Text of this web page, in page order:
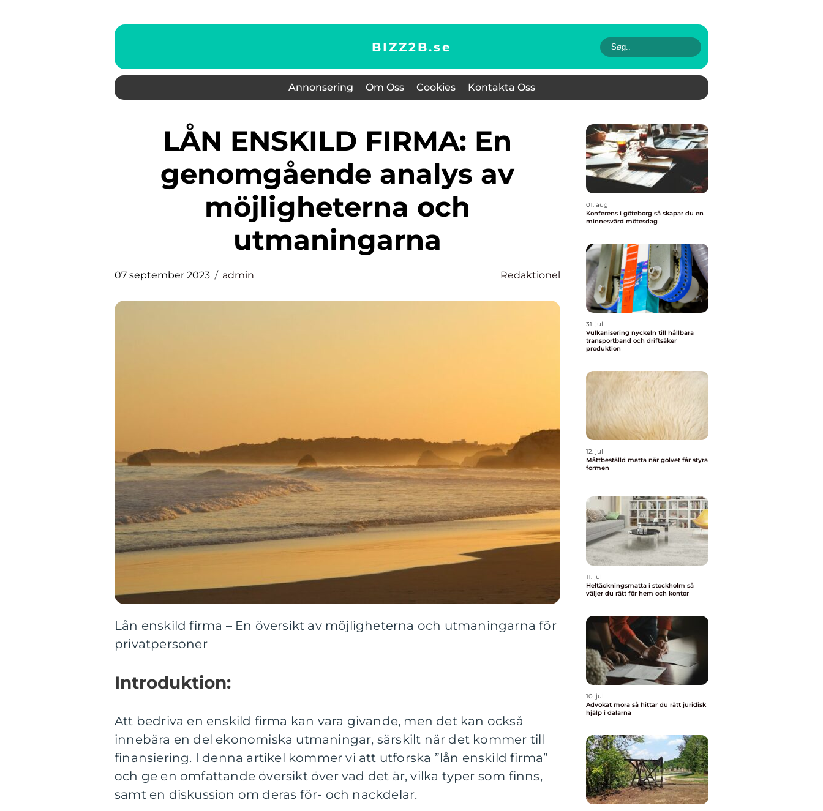
BIZZ2B.se
Annonsering Om Oss Cookies Kontakta Oss
LÅN ENSKILD FIRMA: En
genomgående analys av
möjligheterna och
utmaningarna
07 september 2023 admin Redaktionel
Lån enskild firma – En översikt av möjligheterna och utmaningarna för
privatpersoner
Introduktion:
Att bedriva en enskild firma kan vara givande, men det kan också
innebära en del ekonomiska utmaningar, särskilt när det kommer till
finansiering. I denna artikel kommer vi att utforska ”lån enskild firma”
och ge en omfattande översikt över vad det är, vilka typer som finns,
samt en diskussion om deras för- och nackdelar.
01. aug
Konferens i göteborg så skapar du en
minnesvärd mötesdag
31. jul
Vulkanisering nyckeln till hållbara
transportband och driftsäker
produktion
12. jul
Måttbeställd matta när golvet får styra
formen
11. jul
Heltäckningsmatta i stockholm så
väljer du rätt för hem och kontor
10. jul
Advokat mora så hittar du rätt juridisk
hjälp i dalarna